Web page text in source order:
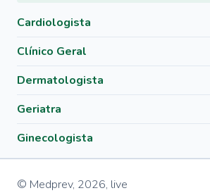
Cardiologista
Clínico Geral
Dermatologista
Geriatra
Ginecologista
© Medprev, 2026, live